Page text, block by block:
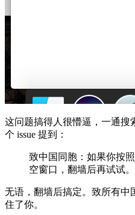
这问题搞得人很懵逼，一通搜
个 issue 提到：
致中国同胞：如果你按
空窗口，翻墙后再试试。
无语，翻墙后搞定。致所有中
住了你。